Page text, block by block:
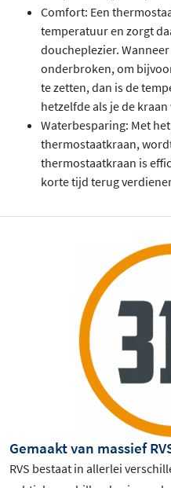
Comfort: Een
temperatuur en zorgt
doucheplezier.
onderbroken, om
te zetten, dan is de
hetzelfde als je de kraan
Waterbesparing: Met
thermostaatkraan,
thermostaatkraan is
korte tijd terug
Gemaakt van massief
RVS bestaat in allerlei